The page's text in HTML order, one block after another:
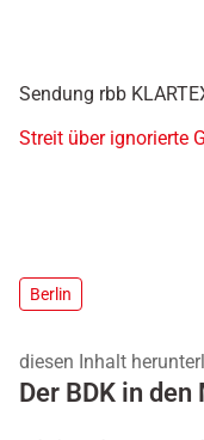
Sendung rbb
Streit über ignorierte
Berlin
diesen Inhalt
Der BDK in den